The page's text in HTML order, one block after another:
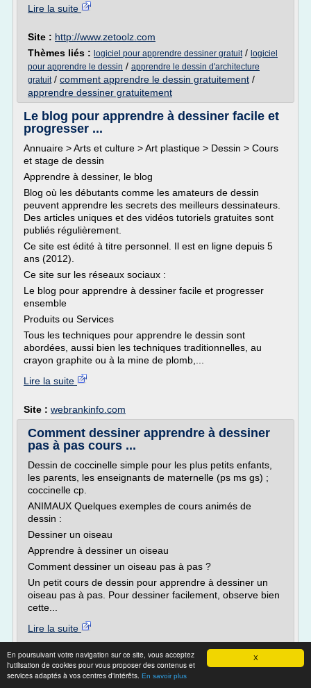
X
En poursuivant votre navigation sur ce site, vous acceptez
l'utilisation de cookies pour vous proposer des contenus et
services adaptés à vos centres d'intérêts. En savoir plus
Lire la suite
Site : http://www.zetoolz.com
Thèmes liés : logiciel pour apprendre dessiner gratuit/ logiciel
pour apprendre le dessin / apprendre le dessin d'architecture
gratuit/ comment apprendre le dessin gratuitement /
apprendre dessiner gratuitement
Le blog pour apprendre à dessiner facile et
progresser ...
Annuaire > Arts et culture > Art plastique > Dessin > Cours
et stage de dessin
Apprendre à dessiner, le blog
Blog où les débutants comme les amateurs de dessin
peuvent apprendre les secrets des meilleurs dessinateurs.
Des articles uniques et des vidéos tutoriels gratuites sont
publiés régulièrement.
Ce site est édité à titre personnel. Il est en ligne depuis 5
ans (2012).
Ce site sur les réseaux sociaux :
Le blog pour apprendre à dessiner facile et progresser
ensemble
Produits ou Services
Tous les techniques pour apprendre le dessin sont
abordées, aussi bien les techniques traditionnelles, au
crayon graphite ou à la mine de plomb,...
Lire la suite
Site : webrankinfo.com
Comment dessiner apprendre à dessiner
pas à pas cours ...
Dessin de coccinelle simple pour les plus petits enfants,
les parents, les enseignants de maternelle (ps ms gs) ;
coccinelle cp.
ANIMAUX Quelques exemples de cours animés de
dessin :
Dessiner un oiseau
Apprendre à dessiner un oiseau
Comment dessiner un oiseau pas à pas ?
Un petit cours de dessin pour apprendre à dessiner un
oiseau pas à pas. Pour dessiner facilement, observe bien
cette...
Lire la suite
Site :dessiner.pour-enfants.fr
Thèmes liés :apprendre a dessiner facilement une voiture